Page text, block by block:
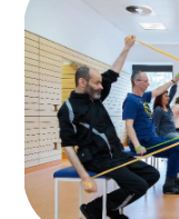
Über uns & Presse
Online-Services
Suche